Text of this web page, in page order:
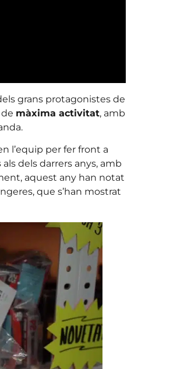
grans protagonistes de
màxima activitat, amb
l’equip per fer front a
als dels darrers anys, amb
aquest any han notat
que s’han mostrat